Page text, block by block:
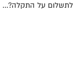
לתשלום על התקלה?...